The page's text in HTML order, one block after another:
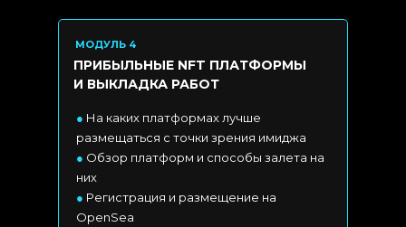
МОДУЛЬ 4
ПРИБЫЛЬНЫЕ NFT ПЛАТФОРМЫ
И ВЫКЛАДКА РАБОТ
● На каких платформах лучше
размещаться с точки зрения имиджа
● Обзор платформ и способы залета на
них
● Регистрация и размещение на
OpenSea